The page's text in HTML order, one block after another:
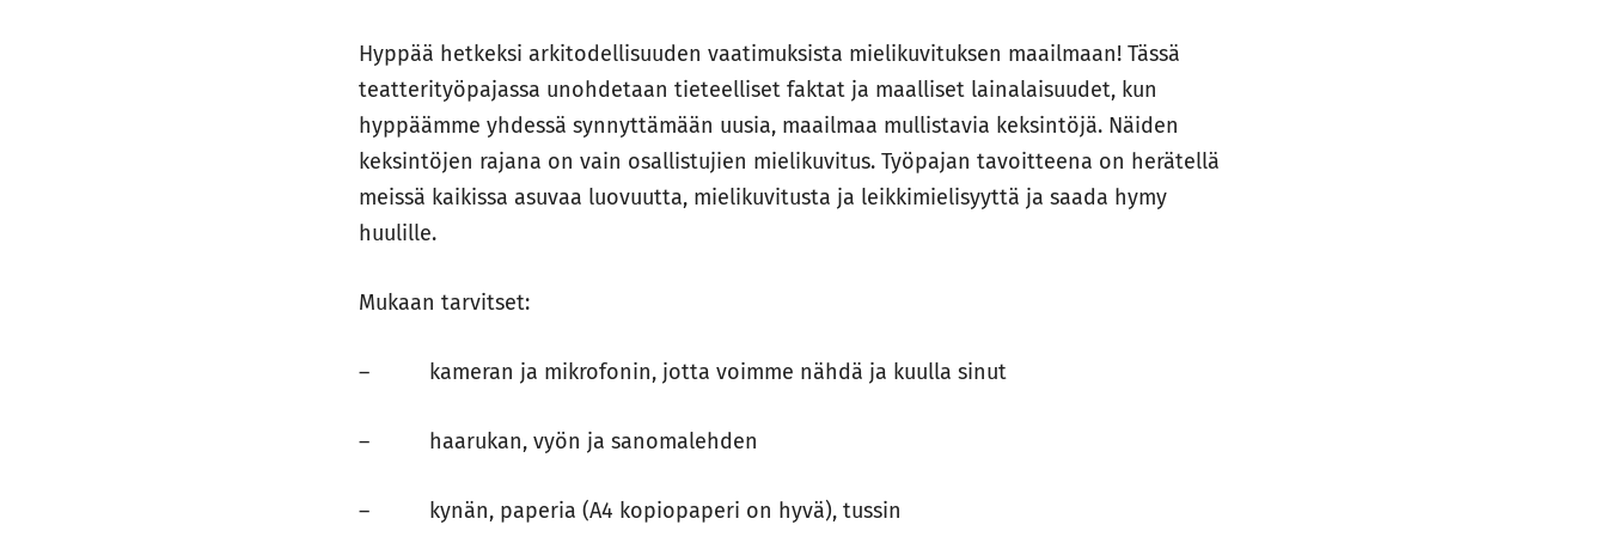
Hyppää hetkeksi arkitodellisuuden vaatimuksista mielikuvituksen maailmaan! Tässä
teatterityöpajassa unohdetaan tieteelliset faktat ja maalliset lainalaisuudet, kun
hyppäämme yhdessä synnyttämään uusia, maailmaa mullistavia keksintöjä. Näiden
keksintöjen rajana on vain osallistujien mielikuvitus. Työpajan tavoitteena on herätellä
meissä kaikissa asuvaa luovuutta, mielikuvitusta ja leikkimielisyyttä ja saada hymy
huulille.
Mukaan tarvitset:
– kameran ja mikrofonin, jotta voimme nähdä ja kuulla sinut
– haarukan, vyön ja sanomalehden
– kynän, paperia (A4 kopiopaperi on hyvä), tussin